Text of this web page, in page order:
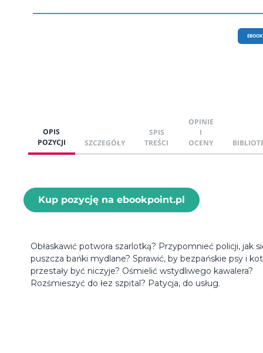
EBOOK
OPIS
POZYCJI
SZCZEGÓŁY
SPIS
TREŚCI
OPINIE
I
OCENY
Kup pozycję na ebookpoint.pl
Obłaskawić potwora szarlotką? Przypomnieć policji, jak
puszcza bańki mydlane? Sprawić, by bezpańskie psy i
przestały być niczyje? Ośmielić wstydliwego kawalera?
Rozśmieszyć do łez szpital? Patycja, do usług.